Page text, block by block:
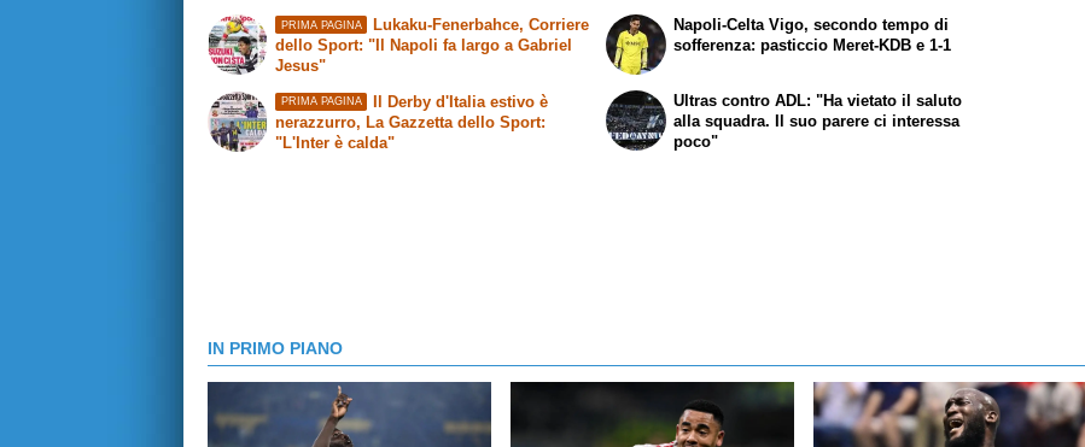
PRIMA PAGINA Lukaku-Fenerbahce, Corriere
dello Sport: "Il Napoli fa largo a Gabriel
Jesus"
PRIMA PAGINA
Il Derby d'Italia estivo è
nerazzurro, La Gazzetta dello Sport:
"L'Inter è calda"
Napoli-Celta Vigo, secondo tempo di
sofferenza: pasticcio Meret-KDB e 1-1
Ultras contro ADL: "Ha vietato il saluto
alla squadra. Il suo parere ci interessa
poco"
IN PRIMO PIANO